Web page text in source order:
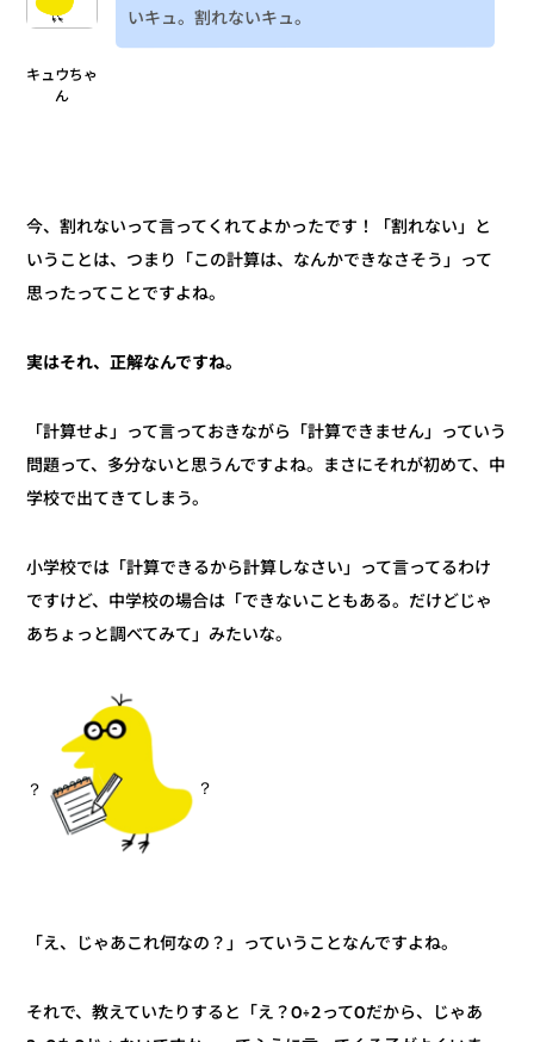
キュウちゃ
ん
いキュ。割れないキュ。
今、割れないって言ってくれてよかったです！「割れない」と
いうことは、つまり「この計算は、なんかできなさそう」って
思ったってことですよね。
実はそれ、正解なんですね。
「計算せよ」って言っておきながら「計算できません」っていう
問題って、多分ないと思うんですよね。まさにそれが初めて、中
学校で出てきてしまう。
小学校では「計算できるから計算しなさい」って言ってるわけ
ですけど、中学校の場合は「できないこともある。だけどじゃ
あちょっと調べてみて」みたいな。
？ ？
「え、じゃあこれ何なの？」っていうことなんですよね。
それで、教えていたりすると「え？0÷2って0だから、じゃあ